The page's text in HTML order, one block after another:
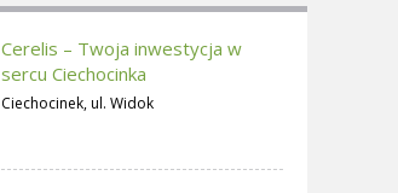
Cerelis – Twoja inwestycja w
sercu Ciechocinka
Ciechocinek, ul. Widok